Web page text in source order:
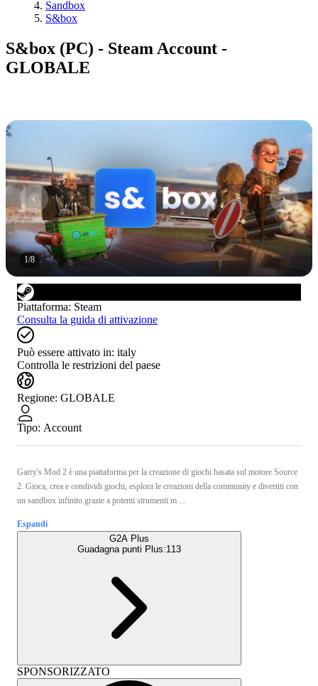
Sandbox
S&box
S&box (PC) - Steam Account -
GLOBALE
1/8
Piattaforma: Steam
Consulta la guida di attivazione
Può essere attivato in: italy
Controlla le restrizioni del paese
Regione: GLOBALE
Tipo: Account
Garry's Mod 2 è una piattaforma per la creazione di giochi basata sul motore Source
2. Gioca, crea e condividi giochi, esplora le creazioni della community e divertiti con
un sandbox infinito grazie a potenti strumenti m ...
Espandi
G2A Plus
Guadagna punti Plus:113
SPONSORIZZATO